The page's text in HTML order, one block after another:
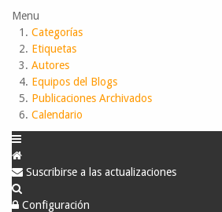
Menu
Categorías
Etiquetas
Autores
Equipos del Blogs
Publicaciones Archivados
Calendario
Suscribirse a las actualizaciones
Configuración